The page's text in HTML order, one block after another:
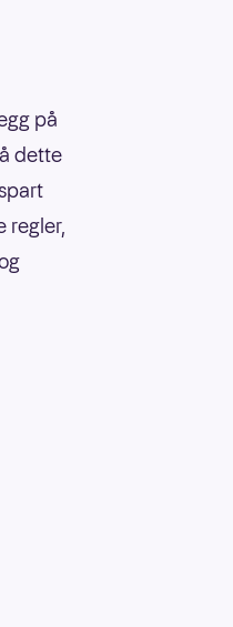
på
dette
regler,